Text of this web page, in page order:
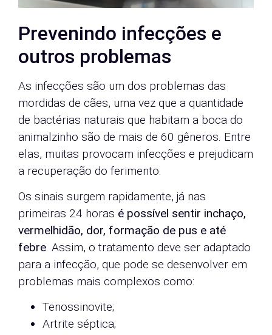
Prevenindo infecções e
outros problemas
As infecções são um dos problemas das
mordidas de cães, uma vez que a quantidade
de bactérias naturais que habitam a boca do
animalzinho são de mais de 60 gêneros. Entre
elas, muitas provocam infecções e prejudicam
a recuperação do ferimento.
Os sinais surgem rapidamente, já nas
primeiras 24 horas é possível sentir inchaço,
vermelhidão, dor, formação de pus e até
febre. Assim, o tratamento deve ser adaptado
para a infecção, que pode se desenvolver em
problemas mais complexos como:
Tenossinovite;
Artrite séptica;